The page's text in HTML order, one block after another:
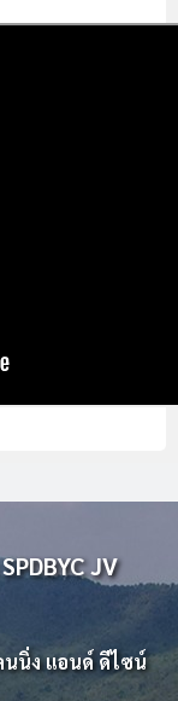
JV
นิ่ง แอนด์ ดีไซน์